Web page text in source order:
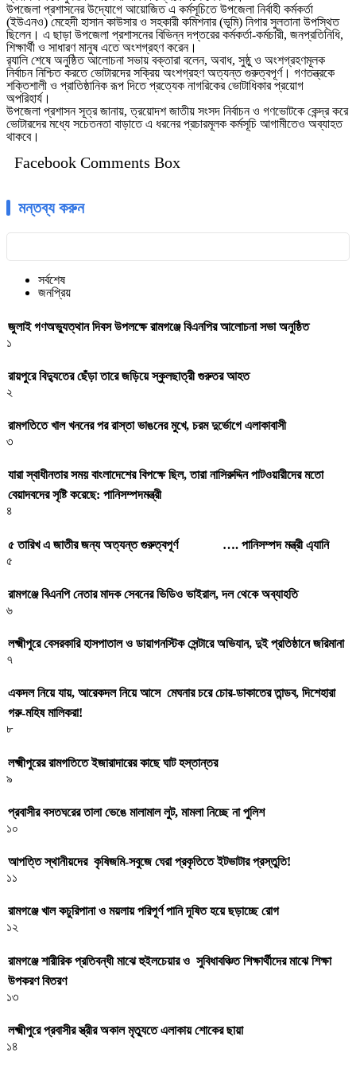
উপজেলা প্রশাসনের উদ্যোগে আয়োজিত এ কর্মসূচিতে উপজেলা নির্বাহী কর্মকর্তা
(ইউএনও) মেহেদী হাসান কাউসার ও সহকারী কমিশনার (ভূমি) নিগার সুলতানা উপস্থিত
ছিলেন। এ ছাড়া উপজেলা প্রশাসনের বিভিন্ন দপ্তরের কর্মকর্তা-কর্মচারী, জনপ্রতিনিধি,
শিক্ষার্থী ও সাধারণ মানুষ এতে অংশগ্রহণ করেন।
র‌্যালি শেষে অনুষ্ঠিত আলোচনা সভায় বক্তারা বলেন, অবাধ, সুষ্ঠু ও অংশগ্রহণমূলক
নির্বাচন নিশ্চিত করতে ভোটারদের সক্রিয় অংশগ্রহণ অত্যন্ত গুরুত্বপূর্ণ। গণতন্ত্রকে
শক্তিশালী ও প্রাতিষ্ঠানিক রূপ দিতে প্রত্যেক নাগরিকের ভোটাধিকার প্রয়োগ
অপরিহার্য।
উপজেলা প্রশাসন সূত্র জানায়, ত্রয়োদশ জাতীয় সংসদ নির্বাচন ও গণভোটকে কেন্দ্র করে
ভোটারদের মধ্যে সচেতনতা বাড়াতে এ ধরনের প্রচারমূলক কর্মসূচি আগামীতেও অব্যাহত
থাকবে।
Facebook Comments Box
মন্তব্য করুন
সর্বশেষ
জনপ্রিয়
জুলাই গণঅভ্যুত্থান দিবস উপলক্ষে রামগঞ্জে বিএনপির আলোচনা সভা অনুষ্ঠিত
১
রায়পুরে বিদ্যুতের ছেঁড়া তারে জড়িয়ে স্কুলছাত্রী গুরুতর আহত
২
রামগতিতে খাল খননের পর রাস্তা ভাঙনের মুখে, চরম দুর্ভোগে এলাকাবাসী
৩
যারা স্বাধীনতার সময় বাংলাদেশের বিপক্ষে ছিল, তারা নাসিরুদ্দিন পাটওয়ারীদের মতো
বেয়াদবদের সৃষ্টি করেছে: পানিসম্পদমন্ত্রী
৪
৫ তারিখ এ জাতীর জন্য অত্যন্ত গুরুত্বপূর্ণ …. পানিসম্পদ মন্ত্রী এ্যানি
৫
রামগঞ্জে বিএনপি নেতার মাদক সেবনের ভিডিও ভাইরাল, দল থেকে অব্যাহতি
৬
লক্ষ্মীপুরে বেসরকারি হাসপাতাল ও ডায়াগনস্টিক সেন্টারে অভিযান, দুই প্রতিষ্ঠানে জরিমানা
৭
একদল নিয়ে যায়, আরেকদল নিয়ে আসে মেঘনার চরে চোর-ডাকাতের তান্ডব, দিশেহারা
গরু-মহিষ মালিকরা!
৮
লক্ষ্মীপুরের রামগতিতে ইজারাদারের কাছে ঘাট হস্তান্তর
৯
প্রবাসীর বসতঘরের তালা ভেঙে মালামাল লুট, মামলা নিচ্ছে না পুলিশ
১০
আপত্তি স্থানীয়দের কৃষিজমি-সবুজে ঘেরা প্রকৃতিতে ইটভাটার প্রস্তুতি!
১১
রামগঞ্জে খাল কচুরিপানা ও ময়লায় পরিপূর্ণ পানি দূষিত হয়ে ছড়াচ্ছে রোগ
১২
রামগঞ্জে শারীরিক প্রতিবন্ধী মাঝে হুইলচেয়ার ও সুবিধাবঞ্চিত শিক্ষার্থীদের মাঝে শিক্ষা
উপকরণ বিতরণ
১৩
লক্ষ্মীপুরে প্রবাসীর স্ত্রীর অকাল মৃত্যুতে এলাকায় শোকের ছায়া
১৪